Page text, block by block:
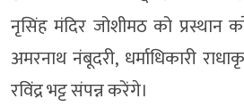
नृसिंह मंदिर जोशीमठ को प्रस्थान
अमरनाथ नंबूदरी, धर्माधिकारी
रविंद्र भट्ट संपन्न करेंगे।